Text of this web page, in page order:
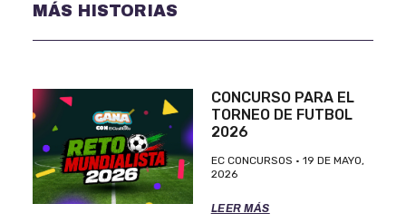
MÁS HISTORIAS
CONCURSO PARA EL
TORNEO DE FUTBOL
2026
EC CONCURSOS
19 DE MAYO,
2026
LEER MÁS